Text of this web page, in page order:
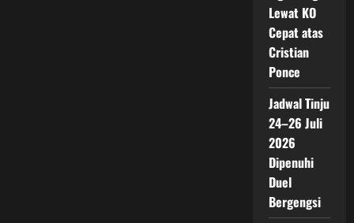
Lewat KO
Cepat atas
Cristian
Ponce
Jadwal Tinju
24–26 Juli
2026
Dipenuhi
Duel
Bergengsi